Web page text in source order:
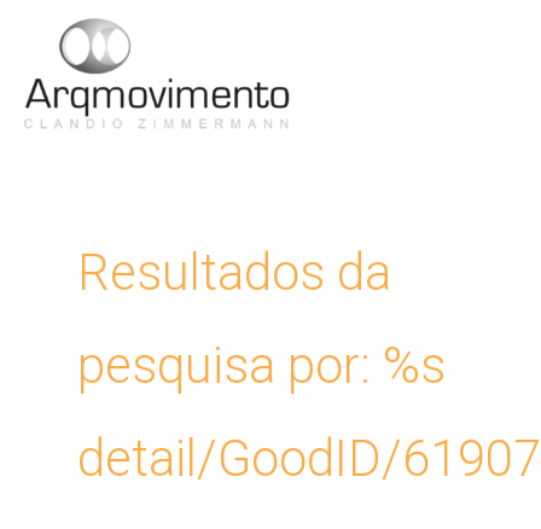
conteúdo
Resultados da
pesquisa por: %s
detail/GoodID/